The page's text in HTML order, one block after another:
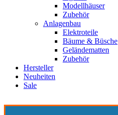
Modellhäuser
Zubehör
Anlagenbau
Elektroteile
Bäume & Büsche
Geländematten
Zubehör
Hersteller
Neuheiten
Sale